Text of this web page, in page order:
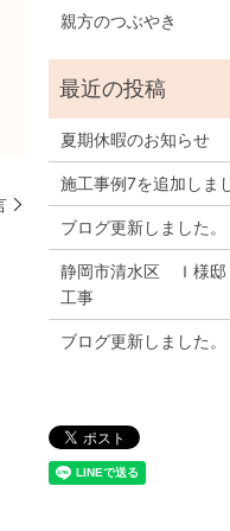
親方のつぶやき
夏期休暇のお知らせ
施工事例7を追加しま
ブログ更新しました。
静岡市清水区 Ｉ様
工事
ブログ更新しました。